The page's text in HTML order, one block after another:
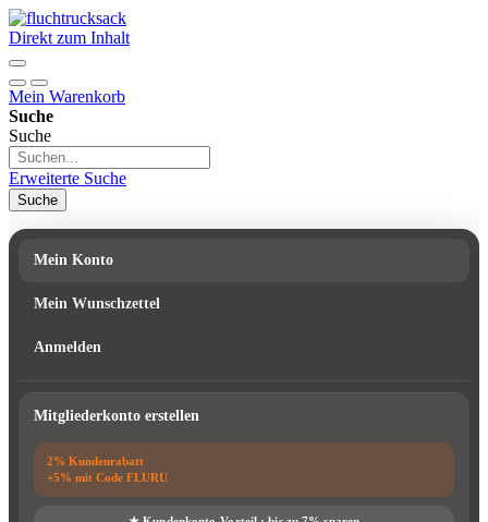
Direkt zum Inhalt
Mein Warenkorb
Suche
Suche
Erweiterte Suche
Suche
Mein Konto
Mein Wunschzettel
Anmelden
Mitgliederkonto erstellen